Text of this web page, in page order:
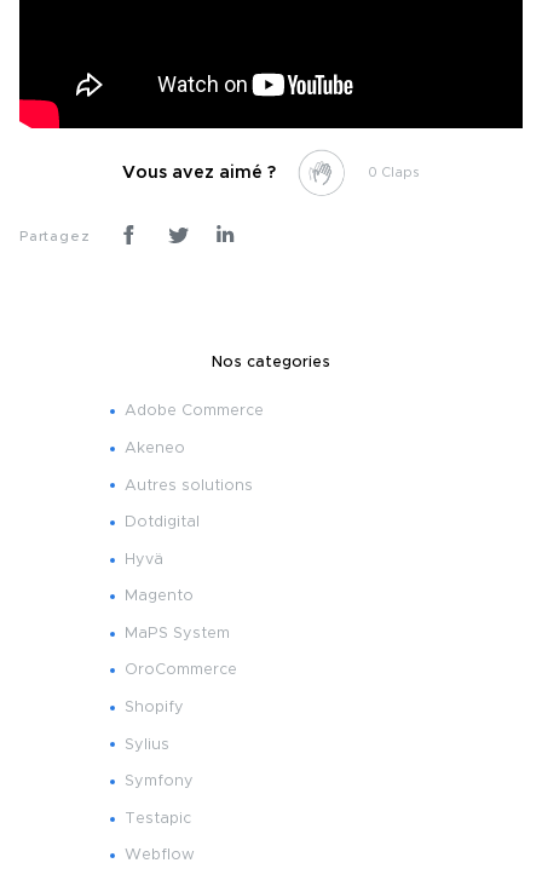
Vous avez aimé ? 0
Partagez
Nos categories
Adobe Commerce
Akeneo
Autres solutions
Dotdigital
Hyvä
Magento
MaPS System
OroCommerce
Shopify
Sylius
Symfony
Testapic
Webflow